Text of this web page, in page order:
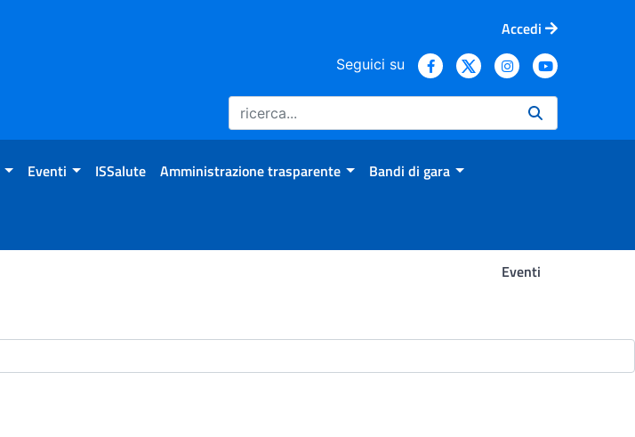
Accedi
Seguici su
Eventi ISSalute Amministrazione trasparente Bandi di gara
Eventi